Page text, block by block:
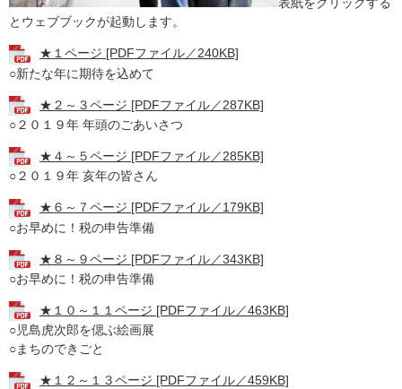
表紙をクリックする
とウェブブックが起動します。
★１ページ [PDFファイル／240KB]
○新たな年に期待を込めて
★２～３ページ [PDFファイル／287KB]
○２０１９年 年頭のごあいさつ
★４～５ページ [PDFファイル／285KB]
○２０１９年 亥年の皆さん
★６～７ページ [PDFファイル／179KB]
○お早めに！税の申告準備
★８～９ページ [PDFファイル／343KB]
○お早めに！税の申告準備
★１０～１１ページ [PDFファイル／463KB]
○児島虎次郎を偲ぶ絵画展
○まちのできごと
★１２～１３ページ [PDFファイル／459KB]